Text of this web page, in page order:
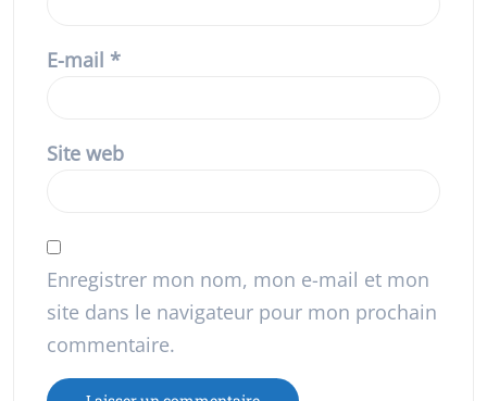
E-mail *
Site web
Enregistrer mon nom, mon e-mail et mon
site dans le navigateur pour mon prochain
commentaire.